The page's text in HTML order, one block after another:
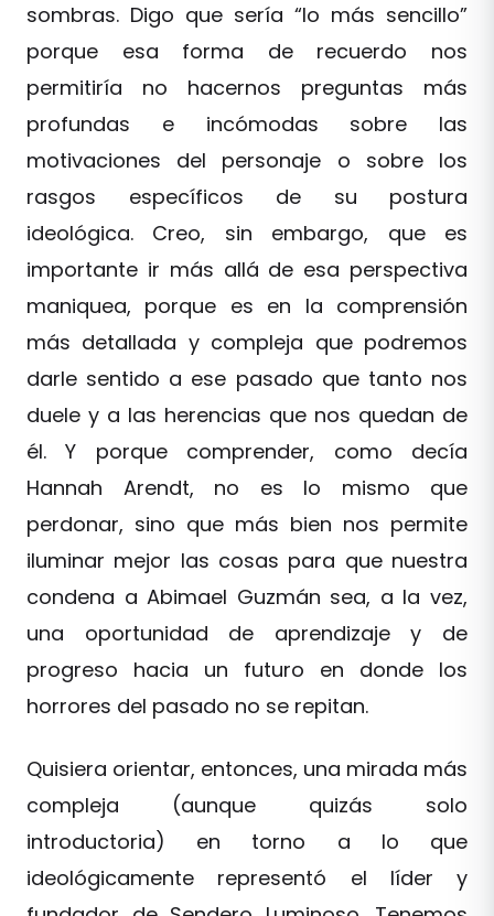
sombras. Digo que sería “lo más sencillo”
porque esa forma de recuerdo nos
permitiría no hacernos preguntas más
profundas e incómodas sobre las
motivaciones del personaje o sobre los
rasgos específicos de su postura
ideológica. Creo, sin embargo, que es
importante ir más allá de esa perspectiva
maniquea, porque es en la comprensión
más detallada y compleja que podremos
darle sentido a ese pasado que tanto nos
duele y a las herencias que nos quedan de
él. Y porque comprender, como decía
Hannah Arendt, no es lo mismo que
perdonar, sino que más bien nos permite
iluminar mejor las cosas para que nuestra
condena a Abimael Guzmán sea, a la vez,
una oportunidad de aprendizaje y de
progreso hacia un futuro en donde los
horrores del pasado no se repitan.
Quisiera orientar, entonces, una mirada más
compleja (aunque quizás solo
introductoria) en torno a lo que
ideológicamente representó el líder y